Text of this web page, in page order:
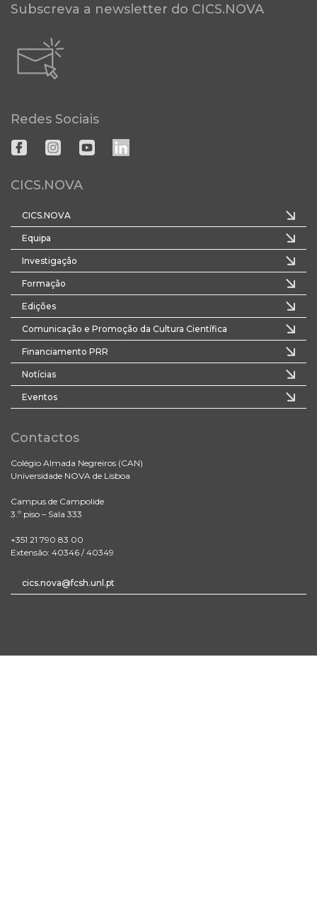
Subscreva a newsletter do CICS.NOVA
Redes Sociais
CICS.NOVA
CICS.NOVA
Equipa
Investigação
Formação
Edições
Comunicação e Promoção da Cultura Científica
Financiamento PRR
Notícias
Eventos
Contactos
Colégio Almada Negreiros (CAN)
Universidade NOVA de Lisboa
Campus de Campolide
3.º piso – Sala 333
+351 21 790 83 00
Extensão: 40346 / 40349
cics.nova@fcsh.unl.pt